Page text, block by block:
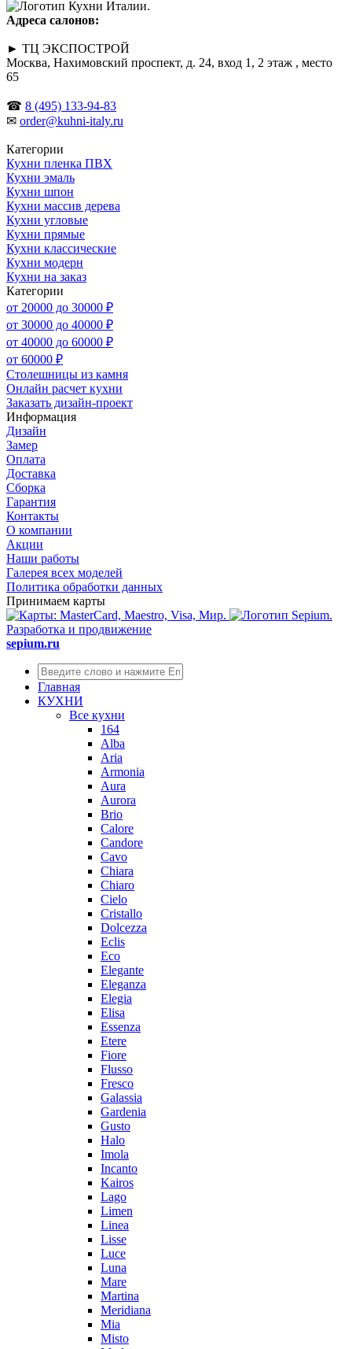
Адреса салонов:
► ТЦ ЭКСПОСТРОЙ
Москва, Нахимовский проспект, д. 24, вход 1, 2 этаж , место
65
☎ 8 (495) 133-94-83
✉ order@kuhni-italy.ru
Категории
Кухни пленка ПВХ
Кухни эмаль
Кухни шпон
Кухни массив дерева
Кухни угловые
Кухни прямые
Кухни классические
Кухни модерн
Кухни на заказ
Категории
от 20000 до 30000 ₽
от 30000 до 40000 ₽
от 40000 до 60000 ₽
от 60000 ₽
Столешницы из камня
Онлайн расчет кухни
Заказать дизайн-проект
Информация
Дизайн
Замер
Оплата
Доставка
Сборка
Гарантия
Контакты
О компании
Акции
Наши работы
Галерея всех моделей
Политика обработки данных
Принимаем карты
Разработка и продвижение
sepium.ru
Главная
КУХНИ
Все кухни
164
Alba
Aria
Armonia
Aura
Aurora
Brio
Calore
Candore
Cavo
Chiara
Chiaro
Cielo
Cristallo
Dolcezza
Eclis
Eco
Elegante
Eleganza
Elegia
Elisa
Essenza
Etere
Fiore
Flusso
Fresco
Galassia
Gardenia
Gusto
Halo
Imola
Incanto
Kairos
Lago
Limen
Linea
Lisse
Luce
Luna
Mare
Martina
Meridiana
Mia
Misto